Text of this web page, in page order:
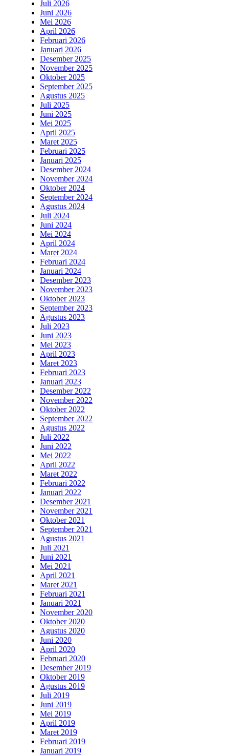
Juli 2026
Juni 2026
Mei 2026
April 2026
Februari 2026
Januari 2026
Desember 2025
November 2025
Oktober 2025
September 2025
Agustus 2025
Juli 2025
Juni 2025
Mei 2025
April 2025
Maret 2025
Februari 2025
Januari 2025
Desember 2024
November 2024
Oktober 2024
September 2024
Agustus 2024
Juli 2024
Juni 2024
Mei 2024
April 2024
Maret 2024
Februari 2024
Januari 2024
Desember 2023
November 2023
Oktober 2023
September 2023
Agustus 2023
Juli 2023
Juni 2023
Mei 2023
April 2023
Maret 2023
Februari 2023
Januari 2023
Desember 2022
November 2022
Oktober 2022
September 2022
Agustus 2022
Juli 2022
Juni 2022
Mei 2022
April 2022
Maret 2022
Februari 2022
Januari 2022
Desember 2021
November 2021
Oktober 2021
September 2021
Agustus 2021
Juli 2021
Juni 2021
Mei 2021
April 2021
Maret 2021
Februari 2021
Januari 2021
November 2020
Oktober 2020
Agustus 2020
Juni 2020
April 2020
Februari 2020
Desember 2019
Oktober 2019
Agustus 2019
Juli 2019
Juni 2019
Mei 2019
April 2019
Maret 2019
Februari 2019
Januari 2019